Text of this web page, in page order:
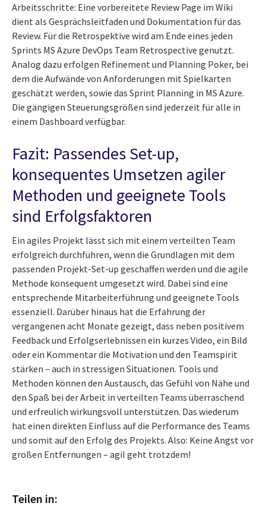
Arbeitsschritte: Eine vorbereitete Review Page im Wiki
dient als Gesprächsleitfaden und Dokumentation für das
Review. Für die Retrospektive wird am Ende eines jeden
Sprints MS Azure DevOps Team Retrospective genutzt.
Analog dazu erfolgen Refinement und Planning Poker, bei
dem die Aufwände von Anforderungen mit Spielkarten
geschätzt werden, sowie das Sprint Planning in MS Azure.
Die gängigen Steuerungsgrößen sind jederzeit für alle in
einem Dashboard verfügbar.
Fazit: Passendes Set-up,
konsequentes Umsetzen agiler
Methoden und geeignete Tools
sind Erfolgsfaktoren
Ein agiles Projekt lässt sich mit einem verteilten Team
erfolgreich durchführen, wenn die Grundlagen mit dem
passenden Projekt-Set-up geschaffen werden und die agile
Methode konsequent umgesetzt wird. Dabei sind eine
entsprechende Mitarbeiterführung und geeignete Tools
essenziell. Darüber hinaus hat die Erfahrung der
vergangenen acht Monate gezeigt, dass neben positivem
Feedback und Erfolgserlebnissen ein kurzes Video, ein Bild
oder ein Kommentar die Motivation und den Teamspirit
stärken – auch in stressigen Situationen. Tools und
Methoden können den Austausch, das Gefühl von Nähe und
den Spaß bei der Arbeit in verteilten Teams überraschend
und erfreulich wirkungsvoll unterstützen. Das wiederum
hat einen direkten Einfluss auf die Performance des Teams
und somit auf den Erfolg des Projekts. Also: Keine Angst vor
großen Entfernungen – agil geht trotzdem!
Teilen in: